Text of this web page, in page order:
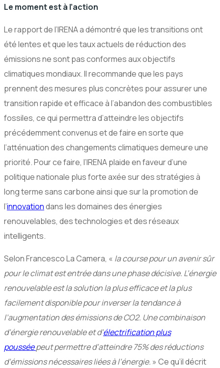
Le moment est à l’action
Le rapport de l’IRENA a démontré que les transitions ont
été lentes et que les taux actuels de réduction des
émissions ne sont pas conformes aux objectifs
climatiques mondiaux. Il recommande que les pays
prennent des mesures plus concrètes pour assurer une
transition rapide et efficace à l’abandon des combustibles
fossiles, ce qui permettra d’atteindre les objectifs
précédemment convenus et de faire en sorte que
l’atténuation des changements climatiques demeure une
priorité. Pour ce faire, l’IRENA plaide en faveur d’une
politique nationale plus forte axée sur des stratégies à
long terme sans carbone ainsi que sur la promotion de
l’innovationdans les domaines des énergies
renouvelables, des technologies et des réseaux
intelligents.
Selon Francesco La Camera, « la course pour un avenir sûr
pour le climat est entrée dans une phase décisive. L’énergie
renouvelable est la solution la plus efficace et la plus
facilement disponible pour inverser la tendance à
l’augmentation des émissions de CO2. Une combinaison
d’énergie renouvelable et d’électrification plus
pousséepeut permettre d’atteindre 75% des réductions
d’émissions nécessaires liées à l’énergie. » Ce qu’il décrit